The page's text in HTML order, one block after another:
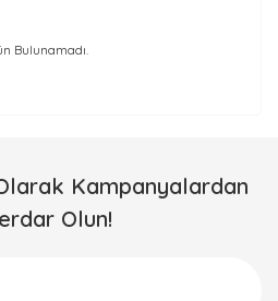
Bulunamadı.
Kampanyalardan
Olun!